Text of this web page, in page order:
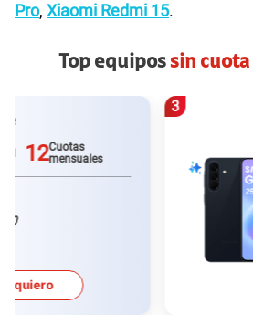
Pro, Xiaomi Redmi 15.
Top equipossin
Galaxy A57
79.90